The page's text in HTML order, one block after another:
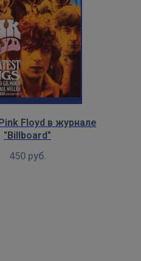
Floyd в журнале
"Billboard"
450 руб.